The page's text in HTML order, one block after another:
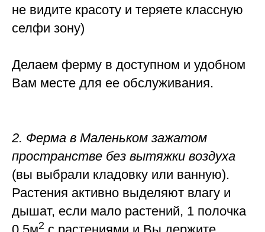
не видите красоту и теряете классную
селфи зону)
Делаем ферму в доступном и удобном
Вам месте для ее обслуживания.
2. Ферма в Маленьком зажатом
пространстве без вытяжки воздуха
(вы выбрали кладовку или ванную).
Растения активно выделяют влагу и
дышат, если мало растений, 1 полочка
2